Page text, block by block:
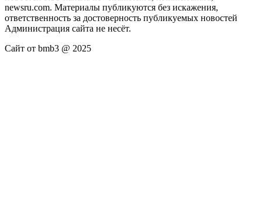
newsru.com. Материалы публикуются без искажения,
ответственность за достоверность публикуемых новостей
Администрация сайта не несёт.
Сайт от bmb3 @ 2025